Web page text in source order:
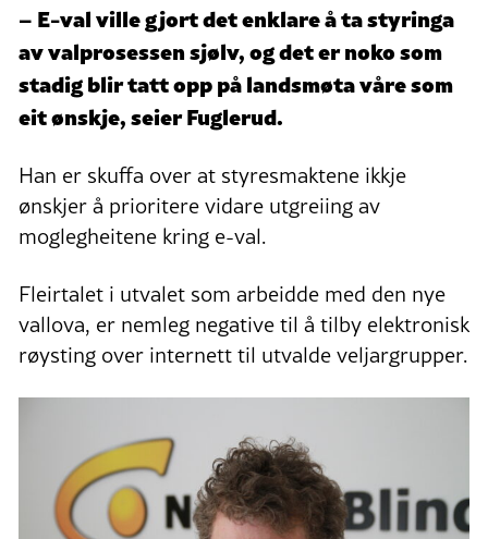
– E-val ville gjort det enklare å ta styringa
av valprosessen sjølv, og det er noko som
stadig blir tatt opp på landsmøta våre som
eit ønskje, seier Fuglerud.
Han er skuffa over at styresmaktene ikkje
ønskjer å prioritere vidare utgreiing av
moglegheitene kring e-val.
Fleirtalet i utvalet som arbeidde med den nye
vallova, er nemleg negative til å tilby elektronisk
røysting over internett til utvalde veljargrupper.